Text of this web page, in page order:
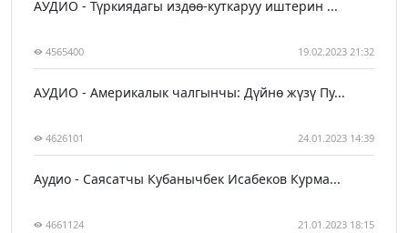
АУДИО - Түркиядагы издөө-куткаруу иштерин ...
4565400 19.02.2023 21:32
АУДИО - Америкалык чалгынчы: Дүйнө жүзү Пу...
4626101 24.01.2023 14:39
Аудио - Саясатчы Кубанычбек Исабеков Курма...
4661124 21.01.2023 18:15